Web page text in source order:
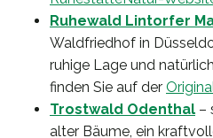
Ruhewald Lintorfer
Waldfriedhof in
ruhige Lage und
finden Sie auf der
Trostwald Odenthal –
alter Bäume, ein